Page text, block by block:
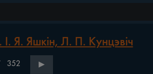
Я. Яшкін, Л. П. Кунцэвіч
352 ▶